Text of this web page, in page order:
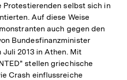
selbst sich in
Auf diese Weise
auch gegen den
Bundesfinanzminister
2013 in Athen. Mit
stellen griechische
Crash einflussreiche